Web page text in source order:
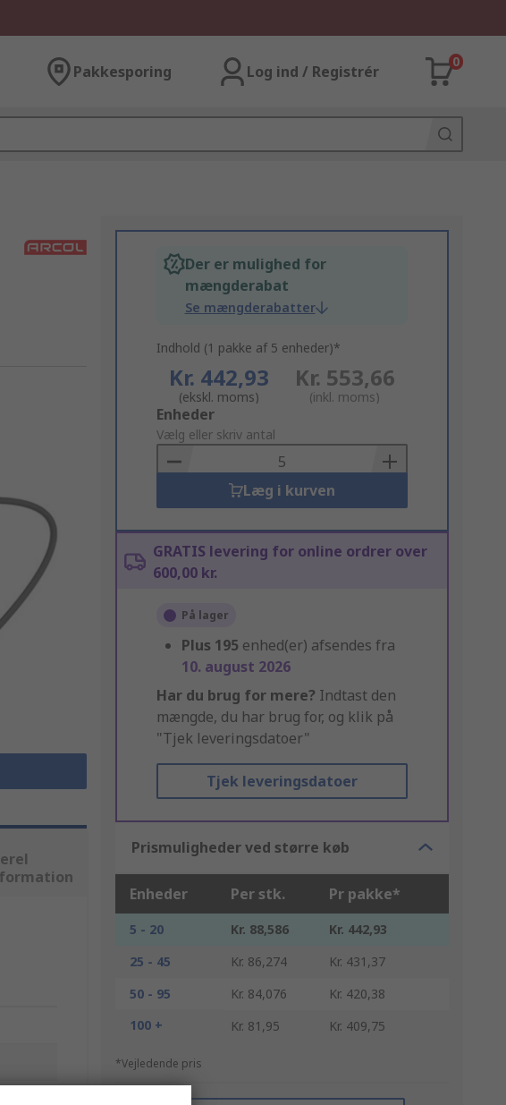
Pakkesporing Log ind / Registrér
0
Der er mulighed for
mængderabat
Se mængderabatter
Indhold (1 pakke af 5 enheder)*
Kr. 442,93
(ekskl. moms)
Kr. 553,66
(inkl. moms)
Add
to
Basket
Enheder
Vælg eller skriv antal
Læg i kurven
GRATIS levering for online ordrer over
600,00 kr.
På lager
Plus 195 enhed(er) afsendes fra
10. august 2026
Har du brug for mere? Indtast den
mængde, du har brug for, og klik på
"Tjek leveringsdatoer"
Tjek leveringsdatoer
Prismuligheder ved større køb
Enheder Per stk. Pr pakke*
5 - 20 Kr. 88,586
Kr. 442,93
25 - 45
Kr. 86,274
Kr. 431,37
50 - 95
Kr. 84,076
Kr. 420,38
100 +
Kr. 81,95 Kr. 409,75
*Vejledende pris